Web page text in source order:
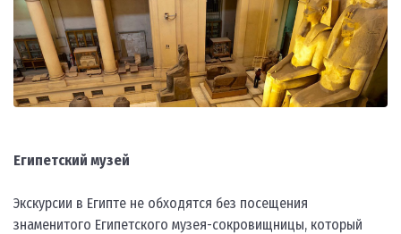
Египетский музей
Экскурсии в Египте не обходятся без посещения
знаменитого Египетского музея-сокровищницы, который